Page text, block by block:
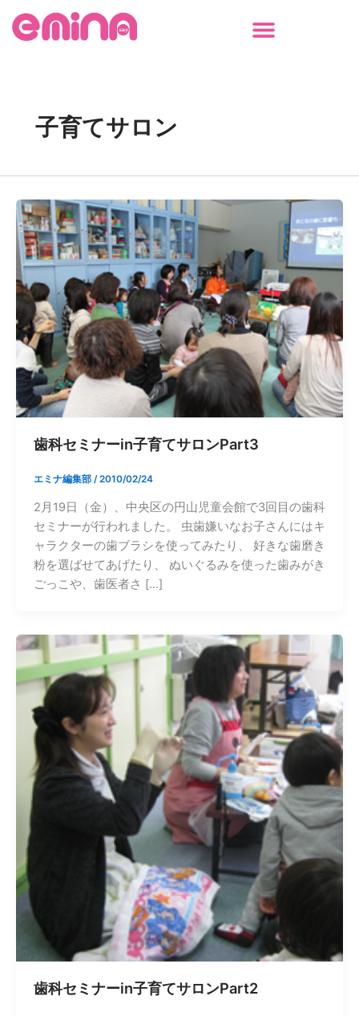
子育てサロン
歯科セミナーin子育てサロンPart3
エミナ編集部 /2010/02/24
2月19日（金）、中央区の円山児童会館で3回目の歯科
セミナーが行われました。 虫歯嫌いなお子さんにはキ
ャラクターの歯ブラシを使ってみたり、 好きな歯磨き
粉を選ばせてあげたり、 ぬいぐるみを使った歯みがき
ごっこや、歯医者さ […]
歯科セミナーin子育てサロンPart2